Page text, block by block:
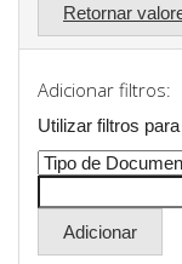
Retornar
Adicionar filtros:
Utilizar filtros